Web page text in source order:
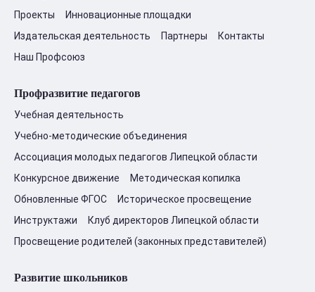
Проекты
Инновационные площадки
Издательская деятельность
Партнеры
Контакты
Наш Профсоюз
Профразвитие педагогов
Учебная деятельность
Учебно-методические объединения
Ассоциация молодых педагогов Липецкой области
Конкурсное движение
Методическая копилка
Обновленные ФГОС
Историческое просвещение
Инструктажи
Клуб директоров Липецкой области
Просвещение родителей (законных представителей)
Развитие школьников